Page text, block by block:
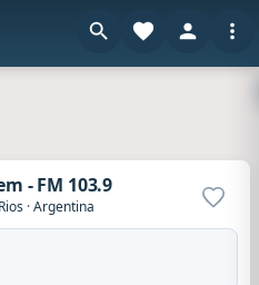
- FM 103.9
·Argentina